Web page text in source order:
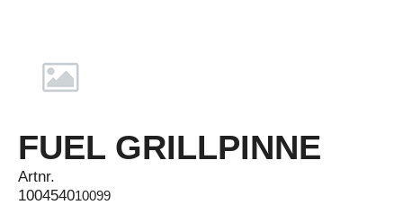
FUEL GRILLPINNE
Artnr.
100454010099